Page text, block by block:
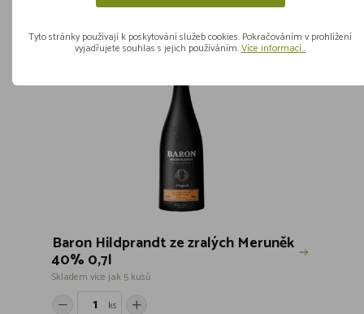
DOPORUČUJEME
Baron Hildprandt ze zralých Meruněk
40% 0,7l
Skladem více jak 5 kusů
ks
Tyto stránky používají k poskytování služeb cookies. Pokračováním v prohlížení
vyjadřujete souhlas s jejich používáním.Více informací...